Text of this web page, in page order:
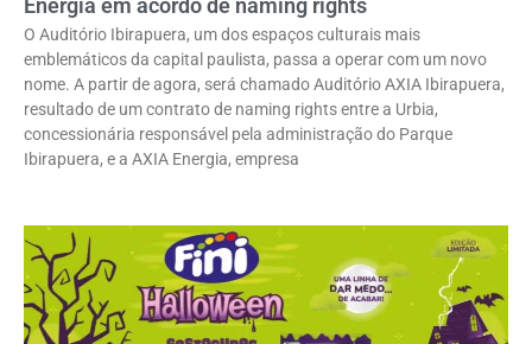
Energia em acordo de naming rights
O Auditório Ibirapuera, um dos espaços culturais mais
emblemáticos da capital paulista, passa a operar com um novo
nome. A partir de agora, será chamado Auditório AXIA Ibirapuera,
resultado de um contrato de naming rights entre a Urbia,
concessionária responsável pela administração do Parque
Ibirapuera, e a AXIA Energia, empresa